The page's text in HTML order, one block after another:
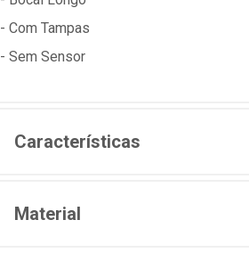
- Com Tampas
- Sem Sensor
Características
Material